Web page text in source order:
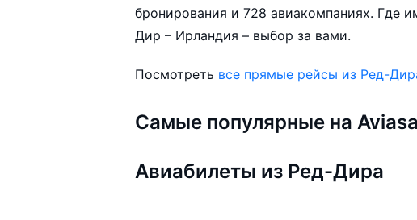
бронирования и 728 авиакомпаниях. Где
Дир – Ирландия – выбор за вами.
Посмотреть все прямые рейсы из Ред-
Самые популярные на
Авиабилеты из Ред-Дира